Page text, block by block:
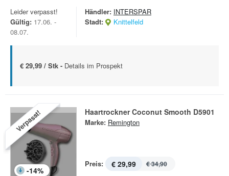
Leider verpasst!
Gültig: 17.06. -
08.07.
Händler: INTERSPAR
Stadt:
Knittelfeld
€ 29,99 / Stk - Details im Prospekt
Verpasst!
-14%
Haartrockner Coconut Smooth D5901
Marke: Remington
Preis: € 29,99 € 34,90